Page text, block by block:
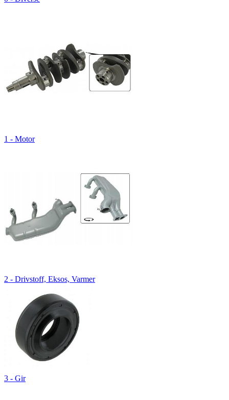
1 - Motor
2 - Drivstoff, Eksos, Varmer
3 - Gir